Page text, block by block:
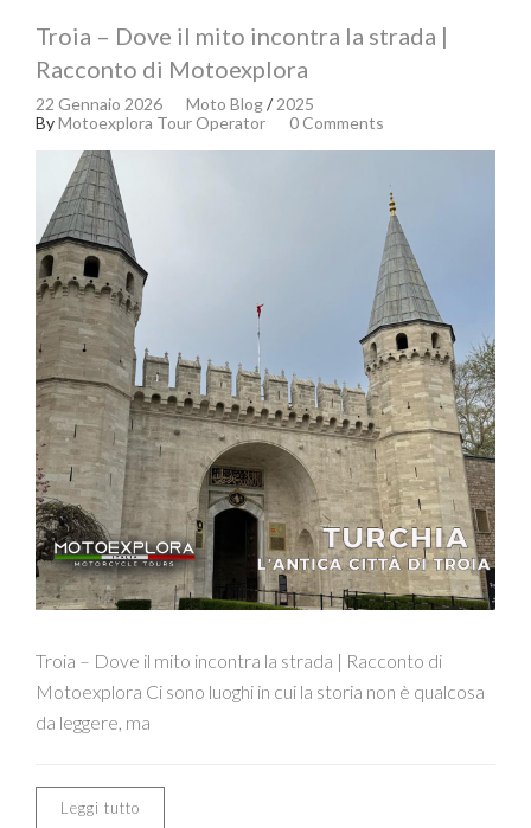
Troia – Dove il mito incontra la strada |
Racconto di Motoexplora
22 Gennaio 2026 Moto Blog/2025
ByMotoexplora Tour Operator 0 Comments
Troia – Dove il mito incontra la strada | Racconto di
Motoexplora Ci sono luoghi in cui la storia non è qualcosa
da leggere, ma
Leggi tutto